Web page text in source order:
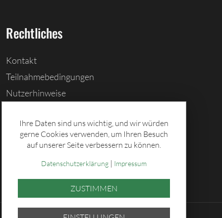
Rechtliches
Kontakt
Teilnahmebedingungen
Nutzerhinweise
Cookies löschen
Datenschutz
Ihre Daten sind uns wichtig, und wir würden
gerne Cookies verwenden, um Ihren Besuch
auf unserer Seite verbessern zu können.
Datenschutzerklärung| Impressum
ZUSTIMMEN